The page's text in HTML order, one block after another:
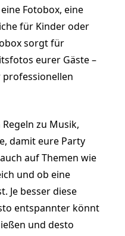
Fotobox, eine
für Kinder oder
sorgt für
eurer Gäste –
professionellen
zu Musik,
damit eure Party
auf Themen wie
und ob eine
Je besser diese
entspannter könnt
und desto